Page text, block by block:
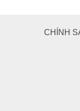
CHÍNH